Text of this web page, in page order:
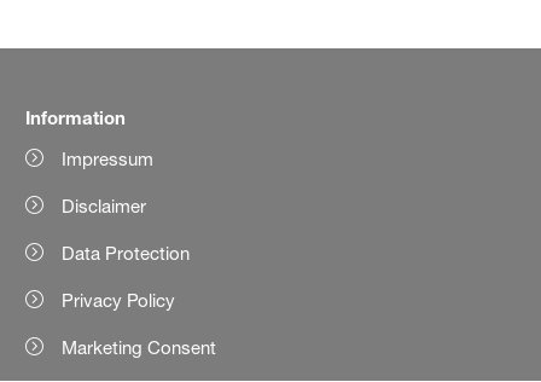
Information
Impressum
Disclaimer
Data Protection
Privacy Policy
Marketing Consent